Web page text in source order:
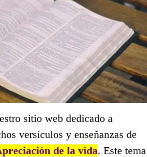
sitio web dedicado a
versículos y enseñanzas de
de la vida. Este tema